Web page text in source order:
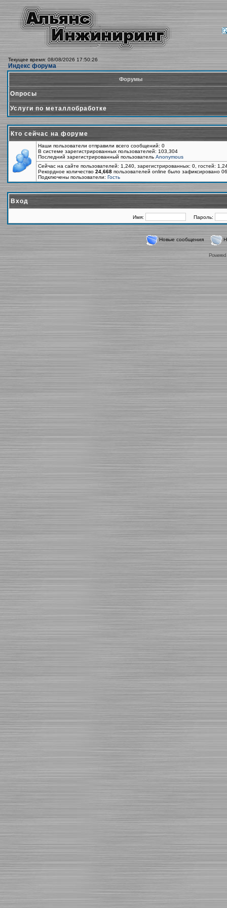
Текущее время: 08/08/2026 17:50:26
Индекс форума
Форумы
Опросы
Услуги по металлобработке
Кто сейчас на форуме
Наши пользователи отправили всего сообщений: 0
В системе зарегистрированных пользователей: 103,304
Последний зарегистрированный пользователь Anonymous
Сейчас на сайте пользователей: 1,240, зарегистрированных: 0, гостей:
Рекордное количество 24,668 пользователей online было зафиксировано
Подключены пользователи: Гость
Вход
Имя: Пароль:
Новые сообщения